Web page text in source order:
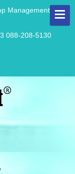
Management
088-208-5130